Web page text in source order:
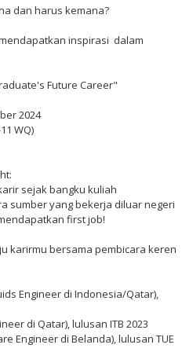
dan harus kemana?
inspirasi dalam
Future Career"
2024
WQ)
sejak bangku kuliah
sumber yang bekerja diluar negeri
first job!
karirmu bersama pembicara keren
Engineer di Indonesia/Qatar),
di Qatar), lulusan ITB 2023
Engineer di Belanda), lulusan TUE